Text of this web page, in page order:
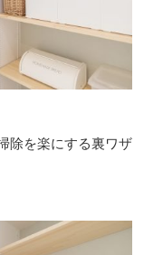
除を楽にする裏ワザ